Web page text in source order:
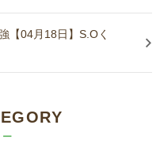
【04月18日】S.Oく
ー